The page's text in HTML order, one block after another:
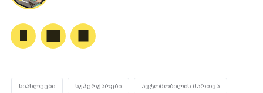
სიახლეები სუპერქარები ავტომობილის მართვა